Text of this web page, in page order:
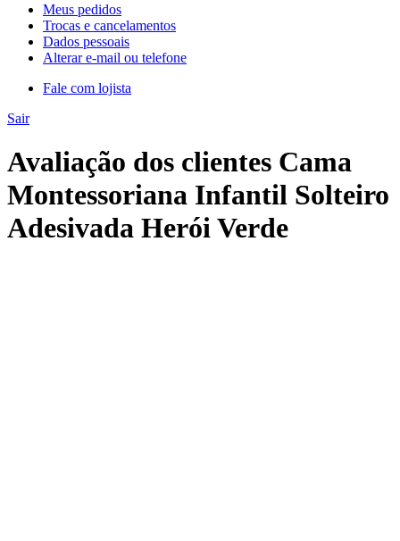
Meus pedidos
Trocas e cancelamentos
Dados pessoais
Alterar e-mail ou telefone
Fale com lojista
Sair
Avaliação dos clientes Cama
Montessoriana Infantil Solteiro
Adesivada Herói Verde